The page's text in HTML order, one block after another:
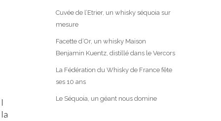
Cuvée de l’Etrier, un whisky séquoia sur
mesure
Facette d’Or, un whisky Maison
Benjamin Kuentz, distillé dans le Vercors
La Fédération du Whisky de France fête
ses 10 ans
Le Séquoia, un géant nous domine